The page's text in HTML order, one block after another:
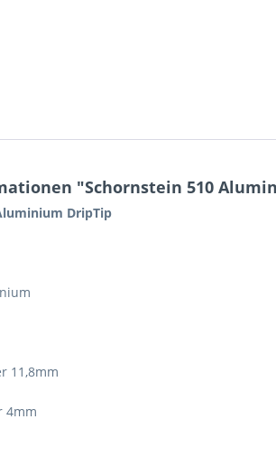
"Schornstein 510
DripTip
11,8mm
4mm